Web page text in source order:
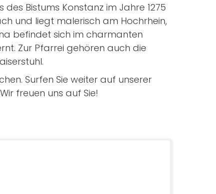
Bistums Konstanz im Jahre 1275
und liegt malerisch am Hochrhein,
befindet sich im charmanten
Zur Pfarrei gehören auch die
Surfen Sie weiter auf unserer
freuen uns auf Sie!